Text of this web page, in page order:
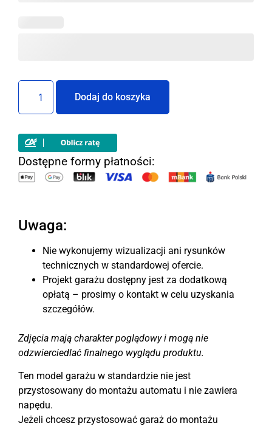
Dodaj do koszyka
Dostępne formy płatności:
Uwaga:
Nie wykonujemy wizualizacji ani rysunków
technicznych w standardowej ofercie.
Projekt garażu dostępny jest za dodatkową
opłatą – prosimy o kontakt w celu uzyskania
szczegółów.
Zdjęcia mają charakter poglądowy i mogą nie
odzwierciedlać finalnego wyglądu produktu.
Ten model garażu w standardzie nie jest
przystosowany do montażu automatu i nie zawiera
napędu.
Jeżeli chcesz przystosować garaż do montażu